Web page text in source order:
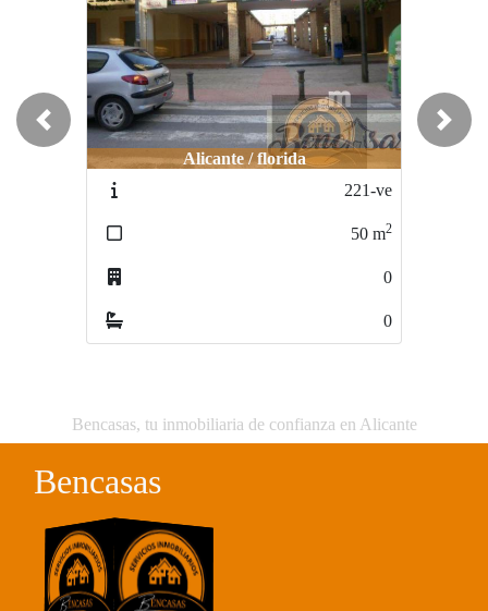
Alicante / florida
221-ve
m2
Alicante / San blas
Previous Next
Bencasas, tu inmobiliaria de confianza en Alicante
Bencasas